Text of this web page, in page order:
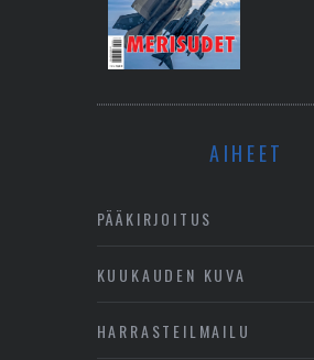
AIHEET
PÄÄKIRJOITUS
KUUKAUDEN KUVA
HARRASTEILMAILU